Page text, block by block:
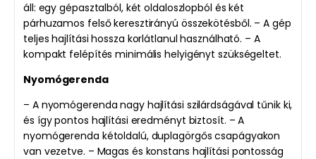
áll: egy gépasztalból, két oldaloszlopból és két
párhuzamos felső keresztirányú összekötésből. – A gép
teljes hajlítási hossza korlátlanul használható. – A
kompakt felépítés minimális helyigényt szükségeltet.
Nyomógerenda
– A nyomógerenda nagy hajlítási szilárdságával tűnik ki,
és így pontos hajlítási eredményt biztosít. – A
nyomógerenda kétoldalú, duplagörgős csapágyakon
van vezetve. – Magas és konstans hajlítási pontosság